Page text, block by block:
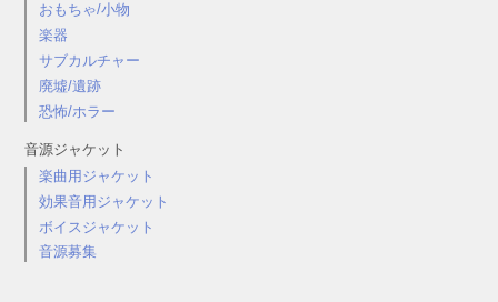
おもちゃ/小物
楽器
サブカルチャー
廃墟/遺跡
恐怖/ホラー
音源ジャケット
楽曲用ジャケット
効果音用ジャケット
ボイスジャケット
音源募集